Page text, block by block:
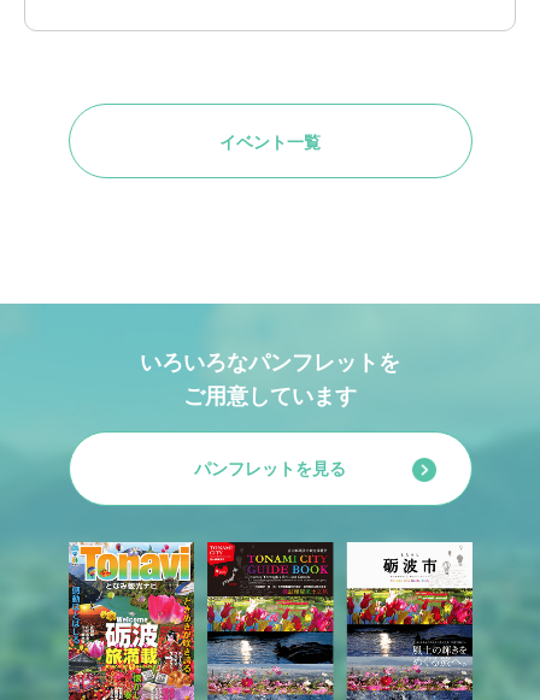
イベント一覧
いろいろなパンフレットを
ご用意しています
パンフレットを見る